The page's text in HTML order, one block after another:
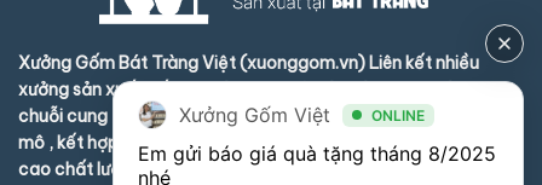
Xưởng Gốm Bát Tràng Việt (xuonggom.vn) Liên kết nhiều
xưởng sản xuất gốm sứ và phụ trợ ở Bát Tràng tạo thành
chuỗi cung ứng hoàn hảo , nâng cao năng lực sản xuất quy
mô , kết hợp kinh nghiệm của nhiều nhà lò tại Bát Tràng nâng
cao chất lượng sản phẩm là sự kết hợp hoàn hảo giữa kỹ thuật
Xưởng Gốm Việt ONLINE
Em gửi báo giá quà tặng tháng 8/2025
nhé